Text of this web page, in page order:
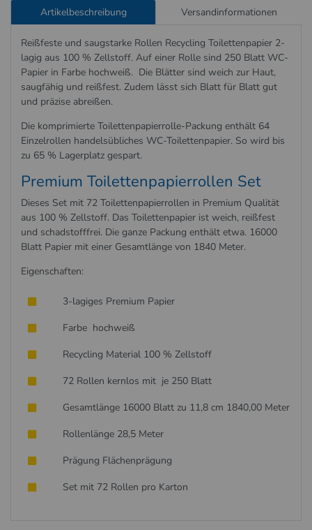
Artikelbeschreibung Versandinformationen
Reißfeste und saugstarke Rollen Recycling Toilettenpapier 2-
lagig aus 100 % Zellstoff. Auf einer Rolle sind 250 Blatt WC-
Papier in Farbe hochweiß. Die Blätter sind weich zur Haut,
saugfähig und reißfest. Zudem lässt sich Blatt für Blatt gut
und präzise abreißen.
Die komprimierte Toilettenpapierrolle-Packung enthält 64
Einzelrollen handelsübliches WC-Toilettenpapier. So wird bis
zu 65 % Lagerplatz gespart.
Premium Toilettenpapierrollen Set
Dieses Set mit 72 Toilettenpapierrollen in Premium Qualität
aus 100 % Zellstoff. Das Toilettenpapier ist weich, reißfest
und schadstofffrei. Die ganze Packung enthält etwa. 16000
Blatt Papier mit einer Gesamtlänge von 1840 Meter.
Eigenschaften:
3-lagiges Premium Papier
Farbe hochweiß
Recycling Material 100 % Zellstoff
72 Rollen kernlos mit je 250 Blatt
Gesamtlänge 16000 Blatt zu 11,8 cm 1840,00 Meter
Rollenlänge 28,5 Meter
Prägung Flächenprägung
Set mit 72 Rollen pro Karton